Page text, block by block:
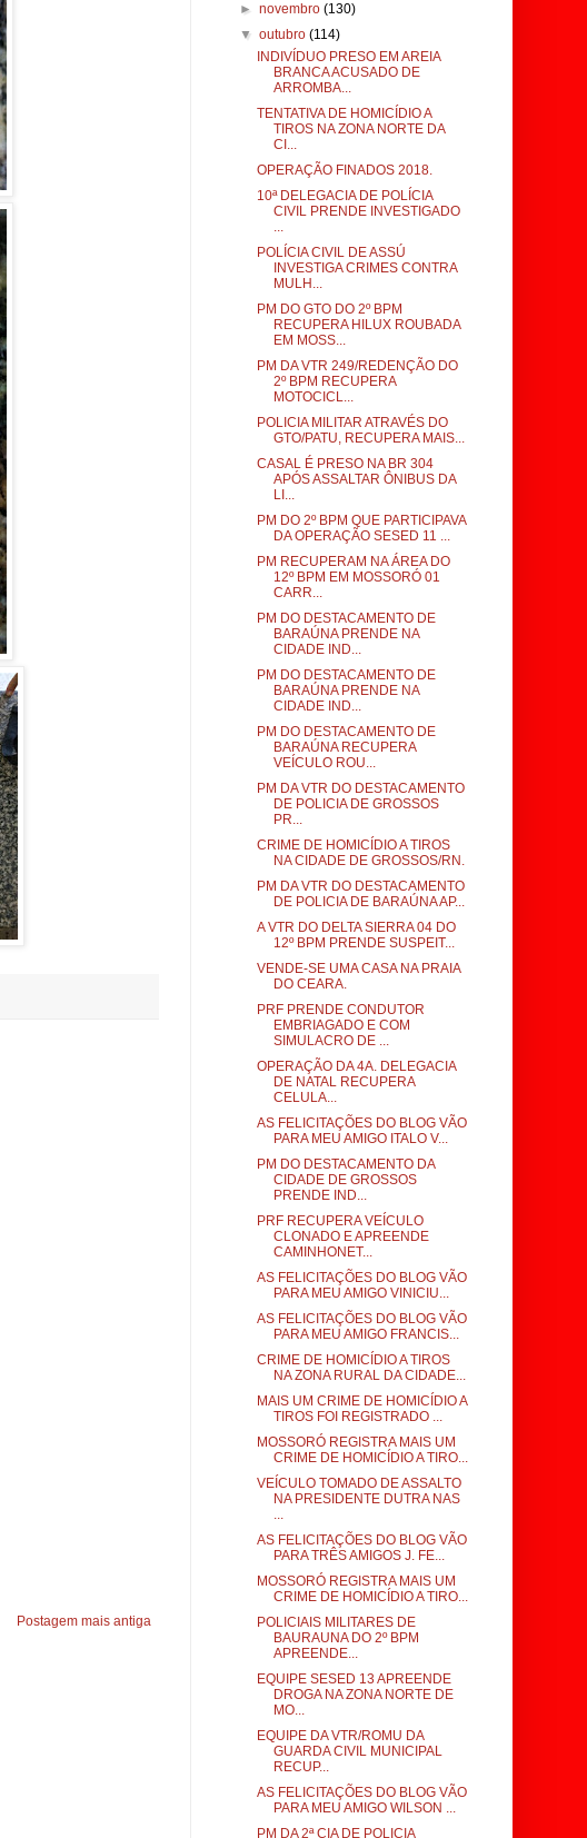
Postagem mais antiga
►novembro(130)
▼outubro(114)
INDIVÍDUO PRESO EM AREIA
BRANCA ACUSADO DE
ARROMBA...
TENTATIVA DE HOMICÍDIO A
TIROS NA ZONA NORTE DA
CI...
OPERAÇÃO FINADOS 2018.
10ª DELEGACIA DE POLÍCIA
CIVIL PRENDE INVESTIGADO
...
POLÍCIA CIVIL DE ASSÚ
INVESTIGA CRIMES CONTRA
MULH...
PM DO GTO DO 2º BPM
RECUPERA HILUX ROUBADA
EM MOSS...
PM DA VTR 249/REDENÇÃO DO
2º BPM RECUPERA
MOTOCICL...
POLICIA MILITAR ATRAVÉS DO
GTO/PATU, RECUPERA MAIS...
CASAL É PRESO NA BR 304
APÓS ASSALTAR ÔNIBUS DA
LI...
PM DO 2º BPM QUE PARTICIPAVA
DA OPERAÇÃO SESED 11 ...
PM RECUPERAM NA ÁREA DO
12º BPM EM MOSSORÓ 01
CARR...
PM DO DESTACAMENTO DE
BARAÚNA PRENDE NA
CIDADE IND...
PM DO DESTACAMENTO DE
BARAÚNA PRENDE NA
CIDADE IND...
PM DO DESTACAMENTO DE
BARAÚNA RECUPERA
VEÍCULO ROU...
PM DA VTR DO DESTACAMENTO
DE POLICIA DE GROSSOS
PR...
CRIME DE HOMICÍDIO A TIROS
NA CIDADE DE GROSSOS/RN.
PM DA VTR DO DESTACAMENTO
DE POLICIA DE BARAÚNA AP...
A VTR DO DELTA SIERRA 04 DO
12º BPM PRENDE SUSPEIT...
VENDE-SE UMA CASA NA PRAIA
DO CEARA.
PRF PRENDE CONDUTOR
EMBRIAGADO E COM
SIMULACRO DE ...
OPERAÇÃO DA 4A. DELEGACIA
DE NATAL RECUPERA
CELULA...
AS FELICITAÇÕES DO BLOG VÃO
PARA MEU AMIGO ITALO V...
PM DO DESTACAMENTO DA
CIDADE DE GROSSOS
PRENDE IND...
PRF RECUPERA VEÍCULO
CLONADO E APREENDE
CAMINHONET...
AS FELICITAÇÕES DO BLOG VÃO
PARA MEU AMIGO VINICIU...
AS FELICITAÇÕES DO BLOG VÃO
PARA MEU AMIGO FRANCIS...
CRIME DE HOMICÍDIO A TIROS
NA ZONA RURAL DA CIDADE...
MAIS UM CRIME DE HOMICÍDIO A
TIROS FOI REGISTRADO ...
MOSSORÓ REGISTRA MAIS UM
CRIME DE HOMICÍDIO A TIRO...
VEÍCULO TOMADO DE ASSALTO
NA PRESIDENTE DUTRA NAS
...
AS FELICITAÇÕES DO BLOG VÃO
PARA TRÊS AMIGOS J. FE...
MOSSORÓ REGISTRA MAIS UM
CRIME DE HOMICÍDIO A TIRO...
POLICIAIS MILITARES DE
BAURAUNA DO 2º BPM
APREENDE...
EQUIPE SESED 13 APREENDE
DROGA NA ZONA NORTE DE
MO...
EQUIPE DA VTR/ROMU DA
GUARDA CIVIL MUNICIPAL
RECUP...
AS FELICITAÇÕES DO BLOG VÃO
PARA MEU AMIGO WILSON ...
PM DA 2ª CIA DE POLICIA